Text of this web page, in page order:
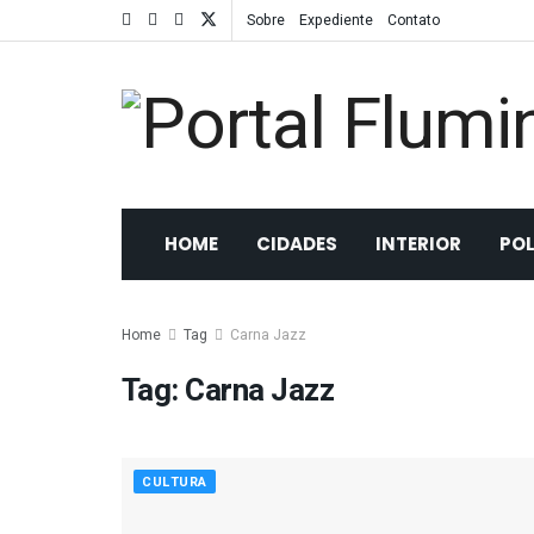
Sobre Expediente Contato
HOME CIDADES INTERIOR
Home Tag Carna Jazz
Tag:Carna Jazz
CULTURA